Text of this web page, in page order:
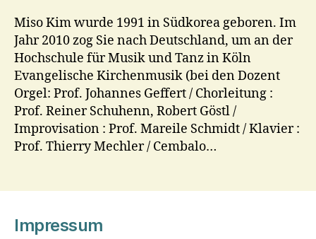
Miso Kim wurde 1991 in Südkorea geboren. Im
Jahr 2010 zog Sie nach Deutschland, um an der
Hochschule für Musik und Tanz in Köln
Evangelische Kirchenmusik (bei den Dozent
Orgel: Prof. Johannes Geffert / Chorleitung :
Prof. Reiner Schuhenn, Robert Göstl /
Improvisation : Prof. Mareile Schmidt / Klavier :
Prof. Thierry Mechler / Cembalo…
Impressum